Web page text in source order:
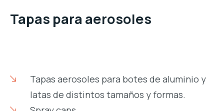
Tapas para aerosoles
Tapas aerosoles para botes de aluminio y
latas de distintos tamaños y formas.